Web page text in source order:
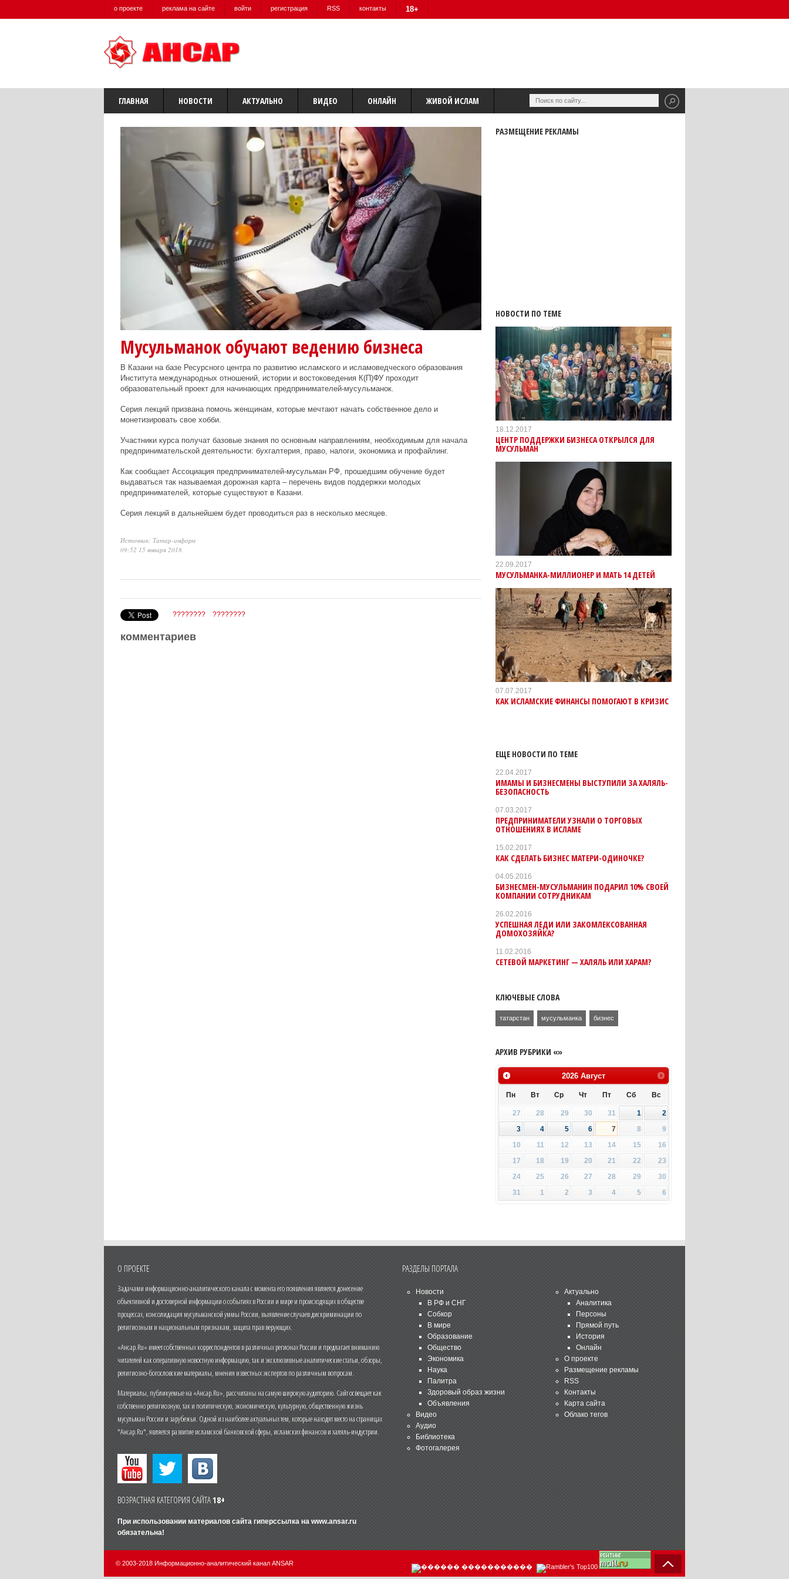
о проекте реклама на сайте войти регистрация RSS контакты 18+
ГЛАВНАЯ НОВОСТИ АКТУАЛЬНО ВИДЕО ОНЛАЙН ЖИВОЙ ИСЛАМ
Мусульманок обучают ведению бизнеса
В Казани на базе Ресурсного центра по развитию исламского и исламоведческого образования
Института международных отношений, истории и востоковедения К(П)ФУ проходит
образовательный проект для начинающих предпринимателей-мусульманок.
Серия лекций призвана помочь женщинам, которые мечтают начать собственное дело и
монетизировать свое хобби.
Участники курса получат базовые знания по основным направлениям, необходимым для начала
предпринимательской деятельности: бухгалтерия, право, налоги, экономика и профайлинг.
Как сообщает Ассоциация предпринимателей-мусульман РФ, прошедшим обучение будет
выдаваться так называемая дорожная карта – перечень видов поддержки молодых
предпринимателей, которые существуют в Казани.
Серия лекций в дальнейшем будет проводиться раз в несколько месяцев.
Источник: Татар-информ
09:52 15 января 2018
???????? ????????
комментариев
РАЗМЕЩЕНИЕ РЕКЛАМЫ
НОВОСТИ ПО ТЕМЕ
18.12.2017
ЦЕНТР ПОДДЕРЖКИ БИЗНЕСА ОТКРЫЛСЯ ДЛЯ
МУСУЛЬМАН
22.09.2017
МУСУЛЬМАНКА-МИЛЛИОНЕР И МАТЬ 14 ДЕТЕЙ
07.07.2017
КАК ИСЛАМСКИЕ ФИНАНСЫ ПОМОГАЮТ В КРИЗИС
ЕЩЕ НОВОСТИ ПО ТЕМЕ
22.04.2017
ИМАМЫ И БИЗНЕСМЕНЫ ВЫСТУПИЛИ ЗА ХАЛЯЛЬ-
БЕЗОПАСНОСТЬ
07.03.2017
ПРЕДПРИНИМАТЕЛИ УЗНАЛИ О ТОРГОВЫХ
ОТНОШЕНИЯХ В ИСЛАМЕ
15.02.2017
КАК СДЕЛАТЬ БИЗНЕС МАТЕРИ-ОДИНОЧКЕ?
04.05.2016
БИЗНЕСМЕН-МУСУЛЬМАНИН ПОДАРИЛ 10% СВОЕЙ
КОМПАНИИ СОТРУДНИКАМ
26.02.2016
УСПЕШНАЯ ЛЕДИ ИЛИ ЗАКОМЛЕКСОВАННАЯ
ДОМОХОЗЯЙКА?
11.02.2016
СЕТЕВОЙ МАРКЕТИНГ — ХАЛЯЛЬ ИЛИ ХАРАМ?
КЛЮЧЕВЫЕ СЛОВА
татарстан мусульманка бизнес
АРХИВ РУБРИКИ «»
2026 Август
Пн Вт Ср Чт Пт Сб Вс
27 28 29 30 31 1
2
3
4 5 6 7 8
9
10
11 12 13 14 15
16
17
18 19 20 21 22
23
24
25 26 27 28 29
30
31
1 2 3 4 5 6
О ПРОЕКТЕ
Задачами информационно-аналитического канала с момента его появления является донесение
объективной и достоверной информации о событиях в России и мире и происходящих в обществе
процессах, консолидация мусульманской уммы России, выявление случаев дискриминации по
религиозным и национальным признакам, защита прав верующих.
«Ансар.Ru» имеет собственных корреспондентов в различных регионах России и предлагает вниманию
читателей как оперативную новостную информацию, так и эксклюзивные аналитические статьи, обзоры,
религиозно-богословские материалы, мнения известных экспертов по различным вопросам.
Материалы, публикуемые на «Ансар.Ru», рассчитаны на самую широкую аудиторию. Сайт освещает как
собственно религиозную, так и политическую, экономическую, культурную, общественную жизнь
мусульман России и зарубежья. Одной из наиболее актуальных тем, которые находят место на страницах
"Ансар.Ru", является развитие исламской банковской сферы, исламских финансов и халяль-индустрии.
ВОЗРАСТНАЯ КАТЕГОРИЯ САЙТА18+
При использовании материалов сайта гиперссылка на www.ansar.ru
обязательна!
РАЗДЕЛЫ ПОРТАЛА
Новости
В РФ и СНГ
Собкор
В мире
Образование
Общество
Экономика
Наука
Палитра
Здоровый образ жизни
Объявления
Видео
Аудио
Библиотека
Фотогалерея
Актуально
Аналитика
Персоны
Прямой путь
История
Онлайн
О проекте
Размещение рекламы
RSS
Контакты
Карта сайта
Облако тегов
© 2003-2018 Информационно-аналитический канал ANSAR